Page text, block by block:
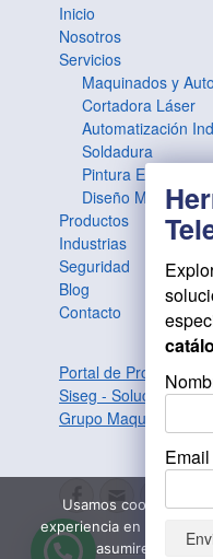
Inicio
Nosotros
Servicios
Maquinados y
Cortadora Láser
Automatización
Soldadura
Pintura
Diseño Mecánico
Productos
Industrias
Seguridad
Blog
Contacto
Portal de Proveedores
Siseg - Soluciones
Grupo Maquiser
Email
Usamos cookies
experiencia en nuestra
asumiremos que